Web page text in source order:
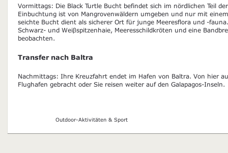
Vormittags: Die Black Turtle Bucht befindet sich im nördlichen Teil
Einbuchtung ist von Mangrovenwäldern umgeben und nur mit
seichte Bucht dient als sicherer Ort für junge Meeresflora und -
Schwarz- und Weiβspitzenhaie, Meeresschildkröten und eine
beobachten.
Transfer nach Baltra
Nachmittags: Ihre Kreuzfahrt endet im Hafen von Baltra. Von hier
Flughafen gebracht oder Sie reisen weiter auf den Galapagos-Inseln.
Outdoor-Aktivitäten & Sport